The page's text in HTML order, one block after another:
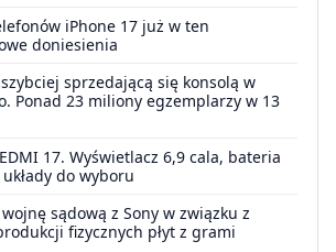
iPhone 17 już w ten
doniesienia
sprzedającą się konsolą w
Ponad 23 miliony egzemplarzy w 13
17. Wyświetlacz 6,9 cala, bateria
do wyboru
sądową z Sony w związku z
fizycznych płyt z grami